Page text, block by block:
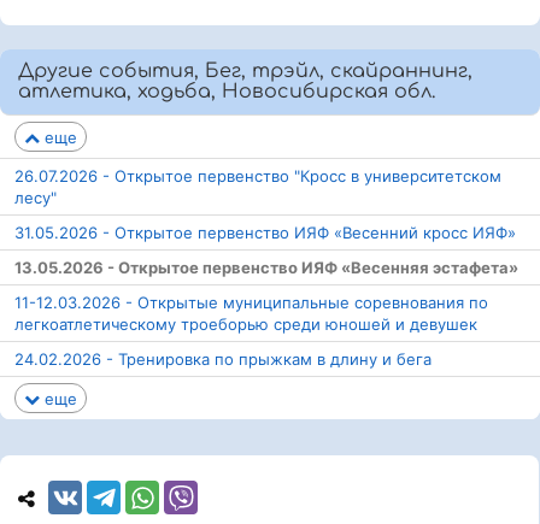
Другие события, Бег, трэйл, скайраннинг,
атлетика, ходьба, Новосибирская обл.
еще
26.07.2026 - Открытое первенство "Кросс в университетском
лесу"
31.05.2026 - Открытое первенство ИЯФ «Весенний кросс ИЯФ»
13.05.2026 - Открытое первенство ИЯФ «Весенняя эстафета»
11-12.03.2026 - Открытые муниципальные соревнования по
легкоатлетическому троеборью среди юношей и девушек
24.02.2026 - Тренировка по прыжкам в длину и бега
еще